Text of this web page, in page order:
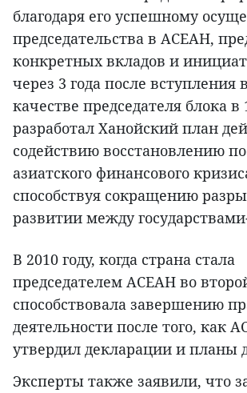
благодаря его успешному
председательства в АСЕАН,
конкретных вкладов и
через 3 года после вступления
качестве председателя блока в
разработал Ханойский план
содействию восстановлению
азиатского финансового
способствуя сокращению
развитии между
В 2010 году, когда страна стала
председателем АСЕАН во
способствовала завершению
деятельности после того, как
утвердил декларации и планы
Эксперты также заявили, что